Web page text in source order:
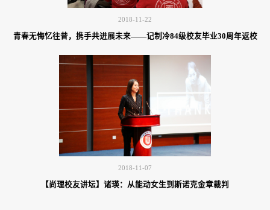
2018-11-22
青春无悔忆往昔，携手共进展未来——记制冷84级校友毕业30周年返校
2018-11-07
【尚理校友讲坛】诸瑛：从能动女生到斯诺克金章裁判